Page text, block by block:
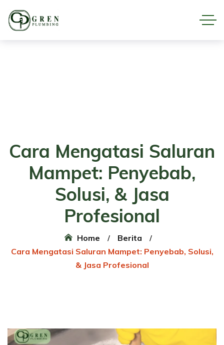
Cara Mengatasi Saluran
Mampet: Penyebab,
Solusi, & Jasa
Profesional
Home
Berita
Cara Mengatasi Saluran Mampet: Penyebab, Solusi,
& Jasa Profesional